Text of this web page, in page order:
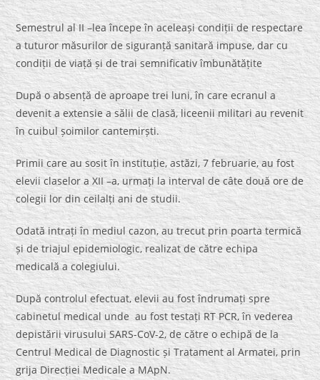
Semestrul al II –lea începe în aceleași condiții de respectare
a tuturor măsurilor de siguranță sanitară impuse, dar cu
condiții de viață și de trai semnificativ îmbunătățite
După o absență de aproape trei luni, în care ecranul a
devenit a extensie a sălii de clasă, liceenii militari au revenit
în cuibul șoimilor cantemirști.
Primii care au sosit în instituție, astăzi, 7 februarie, au fost
elevii claselor a XII –a, urmați la interval de câte două ore de
colegii lor din ceilalți ani de studii.
Odată intrați în mediul cazon, au trecut prin poarta termică
și de triajul epidemiologic, realizat de către echipa
medicală a colegiului.
După controlul efectuat, elevii au fost îndrumați spre
cabinetul medical unde au fost testați RT PCR, în vederea
depistării virusului SARS-CoV-2, de către o echipă de la
Centrul Medical de Diagnostic și Tratament al Armatei, prin
grija Direcției Medicale a MApN.